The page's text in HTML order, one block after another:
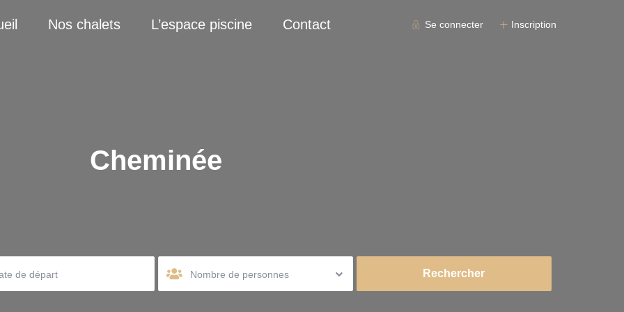
Se connecter Inscription
Nos chalets L’espace piscine Contact
Cheminée
Nombre de personnes